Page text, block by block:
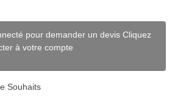
pour demander un devis Cliquez
à votre compte
Souhaits